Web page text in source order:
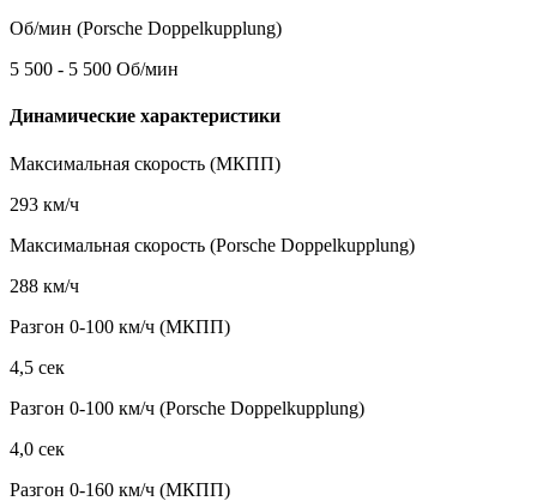
Об/мин (Porsche Doppelkupplung)
5 500 - 5 500 Об/мин
Динамические характеристики
Максимальная скорость (МКПП)
293 км/ч
Максимальная скорость (Porsche Doppelkupplung)
288 км/ч
Разгон 0-100 км/ч (МКПП)
4,5 сек
Разгон 0-100 км/ч (Porsche Doppelkupplung)
4,0 сек
Разгон 0-160 км/ч (МКПП)